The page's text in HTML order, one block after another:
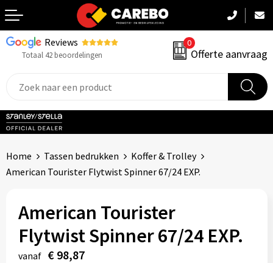
Reviews
Totaal 42 beoordelingen
0
Offerte aanvraag
Terug
Sportkleding
Kinderkleding
Home Tassen bedrukken
Koffer & Trolley
American Tourister Flytwist Spinner 67/24 EXP.
American Tourister
Flytwist Spinner 67/24 EXP.
vanaf € 98,87